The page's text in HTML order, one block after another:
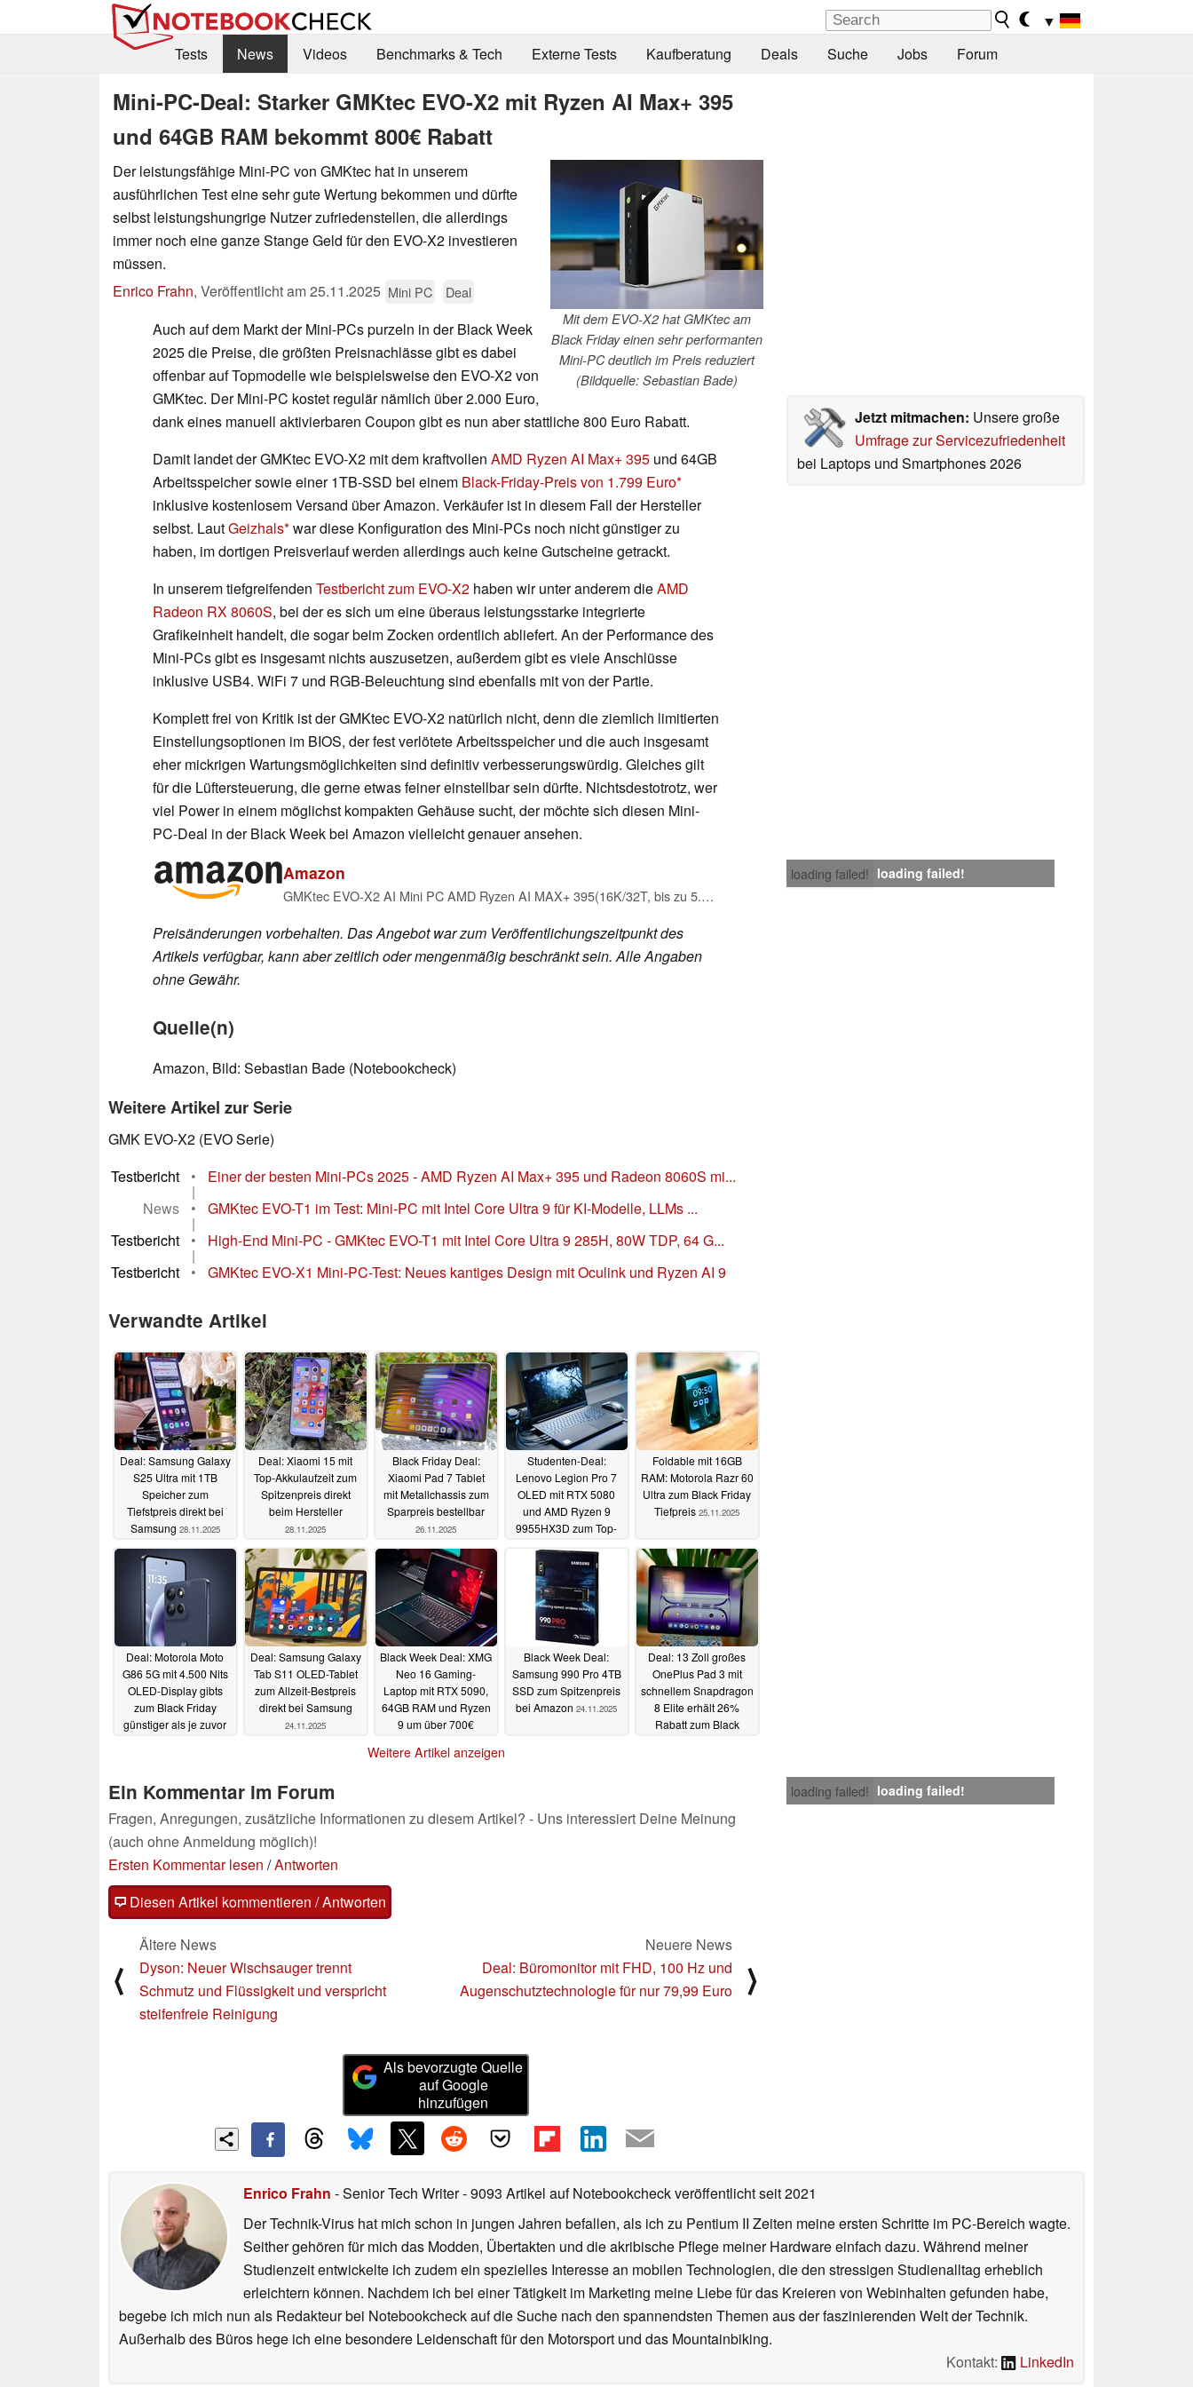
▼
Tests
News Videos Benchmarks & Tech Externe Tests Kaufberatung Deals Suche Jobs Forum
Mini-PC-Deal: Starker GMKtec EVO-X2 mit Ryzen AI Max+ 395
und 64GB RAM bekommt 800€ Rabatt
Mit dem EVO-X2 hat GMKtec am
Black Friday einen sehr performanten
Mini-PC deutlich im Preis reduziert
(Bildquelle: Sebastian Bade)
Der leistungsfähige Mini-PC von GMKtec hat in unserem
ausführlichen Test eine sehr gute Wertung bekommen und dürfte
selbst leistungshungrige Nutzer zufriedenstellen, die allerdings
immer noch eine ganze Stange Geld für den EVO-X2 investieren
müssen.
Enrico Frahn, Veröffentlicht am25.11.2025 Mini PC Deal
Jetzt mitmachen: Unsere große
Umfrage zur Servicezufriedenheit
bei Laptops und Smartphones 2026
Auch auf dem Markt der Mini-PCs purzeln in der Black Week
2025 die Preise, die größten Preisnachlässe gibt es dabei
offenbar auf Topmodelle wie beispielsweise den EVO-X2 von
GMKtec. Der Mini-PC kostet regulär nämlich über 2.000 Euro,
dank eines manuell aktivierbaren Coupon gibt es nun aber stattliche 800 Euro Rabatt.
Damit landet der GMKtec EVO-X2 mit dem kraftvollen AMD Ryzen AI Max+ 395 und 64GB
Arbeitsspeicher sowie einer 1TB-SSD bei einem Black-Friday-Preis von 1.799 Euro
inklusive kostenlosem Versand über Amazon. Verkäufer ist in diesem Fall der Hersteller
selbst. LautGeizhals war diese Konfiguration des Mini-PCs noch nicht günstiger zu
haben, im dortigen Preisverlauf werden allerdings auch keine Gutscheine getrackt.
In unserem tiefgreifenden Testbericht zum EVO-X2 haben wir unter anderem dieAMD
Radeon RX 8060S, bei der es sich um eine überaus leistungsstarke integrierte
Grafikeinheit handelt, die sogar beim Zocken ordentlich abliefert. An der Performance des
Mini-PCs gibt es insgesamt nichts auszusetzen, außerdem gibt es viele Anschlüsse
inklusive USB4. WiFi 7 und RGB-Beleuchtung sind ebenfalls mit von der Partie.
Komplett frei von Kritik ist der GMKtec EVO-X2 natürlich nicht, denn die ziemlich limitierten
Einstellungsoptionen im BIOS, der fest verlötete Arbeitsspeicher und die auch insgesamt
eher mickrigen Wartungsmöglichkeiten sind definitiv verbesserungswürdig. Gleiches gilt
für die Lüftersteuerung, die gerne etwas feiner einstellbar sein dürfte. Nichtsdestotrotz, wer
viel Power in einem möglichst kompakten Gehäuse sucht, der möchte sich diesen Mini-
PC-Deal in der Black Week bei Amazon vielleicht genauer ansehen.
loading failed! loading failed!
Amazon
GMKtec EVO-X2 AI Mini PC AMD Ryzen AI MAX+ 395(16K/32T, bis zu 5.1GHz), 126 Tops KI-Leistung, 64GB DDR5 Ram M.2 PCIE 4.0 X4 1TB SSD, Mini Gaming PC mit 8060S Grafikkarte | WiFi 7 | USB 4.0 | 2.5G LAN
Preisänderungen vorbehalten. Das Angebot war zum Veröffentlichungszeitpunkt des
Artikels verfügbar, kann aber zeitlich oder mengenmäßig beschränkt sein. Alle Angaben
ohne Gewähr.
Quelle(n)
Amazon, Bild: Sebastian Bade (Notebookcheck)
Weitere Artikel zur Serie
GMK EVO-X2 (EVO Serie)
Testbericht
• Einer der besten Mini-PCs 2025 - AMD Ryzen AI Max+ 395 und Radeon 8060S mi...
|
News
• GMKtec EVO-T1 im Test: Mini-PC mit Intel Core Ultra 9 für KI-Modelle, LLMs ...
|
Testbericht
• High-End Mini-PC - GMKtec EVO-T1 mit Intel Core Ultra 9 285H, 80W TDP, 64 G...
|
Testbericht
• GMKtec EVO-X1 Mini-PC-Test: Neues kantiges Design mit Oculink und Ryzen AI 9
Verwandte Artikel
Deal: Samsung Galaxy
S25 Ultra mit 1TB
Speicher zum
Tiefstpreis direkt bei
Samsung 28.11.2025
Deal: Xiaomi 15 mit
Top-Akkulaufzeit zum
Spitzenpreis direkt
beim Hersteller
28.11.2025
Black Friday Deal:
Xiaomi Pad 7 Tablet
mit Metallchassis zum
Sparpreis bestellbar
26.11.2025
Studenten-Deal:
Lenovo Legion Pro 7
OLED mit RTX 5080
und AMD Ryzen 9
9955HX3D zum Top-
Foldable mit 16GB
RAM: Motorola Razr 60
Ultra zum Black Friday
Tiefpreis 25.11.2025
Deal: Motorola Moto
G86 5G mit 4.500 Nits
OLED-Display gibts
zum Black Friday
günstiger als je zuvor
Deal: Samsung Galaxy
Tab S11 OLED-Tablet
zum Allzeit-Bestpreis
direkt bei Samsung
24.11.2025
Black Week Deal: XMG
Neo 16 Gaming-
Laptop mit RTX 5090,
64GB RAM und Ryzen
9 um über 700€
Black Week Deal:
Samsung 990 Pro 4TB
SSD zum Spitzenpreis
bei Amazon 24.11.2025
Deal: 13 Zoll großes
OnePlus Pad 3 mit
schnellem Snapdragon
8 Elite erhält 26%
Rabatt zum Black
Weitere Artikel anzeigen
loading failed! loading failed!
Ein Kommentar im Forum
Fragen, Anregungen, zusätzliche Informationen zu diesem Artikel? - Uns interessiert Deine Meinung
(auch ohne Anmeldung möglich)!
Ersten Kommentar lesen /Antworten
Diesen Artikel kommentieren / Antworten
⟨
Ältere News
Dyson: Neuer Wischsauger trennt
Schmutz und Flüssigkeit und verspricht
steifenfreie Reinigung
Neuere News
Deal: Büromonitor mit FHD, 100 Hz und
Augenschutztechnologie für nur 79,99 Euro
⟩
Als bevorzugte Quelle
auf Google
hinzufügen
Enrico Frahn - Senior Tech Writer- 9093 Artikel auf Notebookcheck veröffentlichtseit 2021
Der Technik-Virus hat mich schon in jungen Jahren befallen, als ich zu Pentium II Zeiten meine ersten Schritte im PC-Bereich wagte.
Seither gehören für mich das Modden, Übertakten und die akribische Pflege meiner Hardware einfach dazu. Während meiner
Studienzeit entwickelte ich zudem ein spezielles Interesse an mobilen Technologien, die den stressigen Studienalltag erheblich
erleichtern können. Nachdem ich bei einer Tätigkeit im Marketing meine Liebe für das Kreieren von Webinhalten gefunden habe,
begebe ich mich nun als Redakteur bei Notebookcheck auf die Suche nach den spannendsten Themen aus der faszinierenden Welt der Technik.
Außerhalb des Büros hege ich eine besondere Leidenschaft für den Motorsport und das Mountainbiking.
Kontakt:
LinkedIn